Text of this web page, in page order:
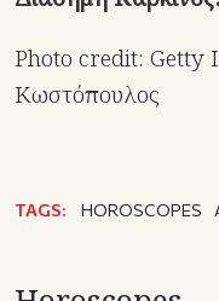
Photo credit: Getty
Κωστόπουλος
TAGS: HOROSCOPES